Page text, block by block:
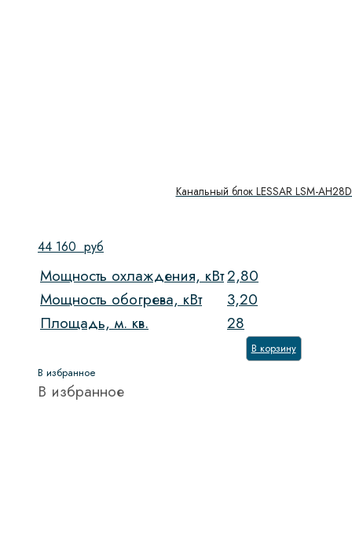
Канальный блок LESSAR LSM-
44 160 руб
Мощность охлаждения, кВт2,80
Мощность обогрева, кВт
3,20
Площадь, м. кв.
28
В корзину
В избранное
В избранное